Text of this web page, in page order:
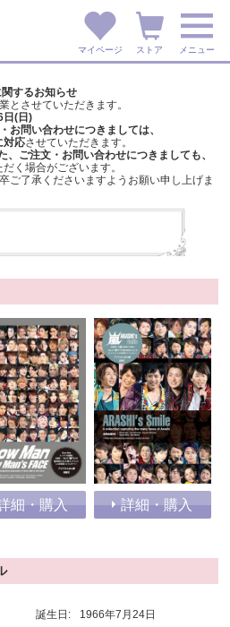
マイページ ストア メニュー
するお知らせ
とさせていただきます。
日(日)
お問い合わせにつきましては、
対応させていただきます。
、ご注文・ お問い合わせにつきましても、
く場合がございます。
ご了承くださいますようお願い申し上げま
細・購入 詳細・購入
誕生日:
1966年7月24日